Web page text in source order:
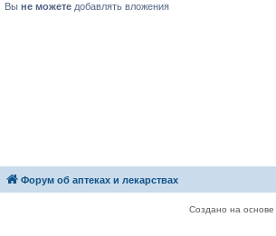
Вы не можете добавлять вложения
Форум об аптеках и лекарствах
Создано на основе